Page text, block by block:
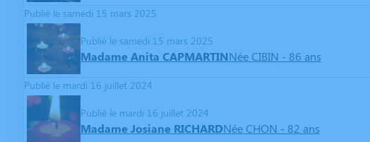
Publié le samedi 15 mars 2025
Publié le samedi 15 mars 2025
Madame Anita CAPMARTINNée CIBIN - 86 ans
Publié le mardi 16 juillet 2024
Publié le mardi 16 juillet 2024
Madame Josiane RICHARDNée CHON - 82 ans